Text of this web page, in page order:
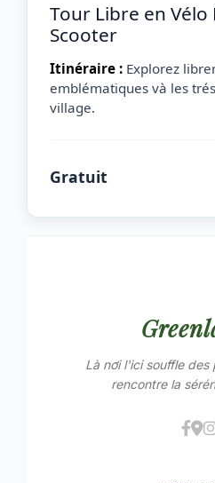
Tour Libre en
Scooter
Itinéraire : Explorez
emblématiques và les
village.
Gratuit
Là nơi l'ici souffle des
rencontre la